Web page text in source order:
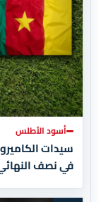
أسود الأطلس
سيدات
في نصف النهائي